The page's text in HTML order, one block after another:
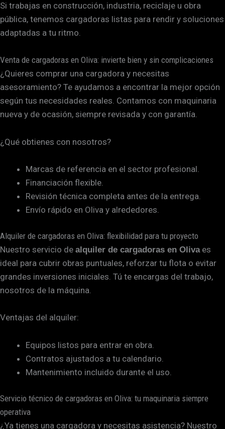
Si trabajas en construcción, industria, reciclaje u obra
pública, tenemos cargadoras listas para rendir y soluciones
adaptadas a tu ritmo.
Venta de cargadoras en Oliva: invierte bien y sin complicaciones
¿Quieres comprar una cargadora y necesitas
asesoramiento? Te ayudamos a encontrar la mejor opción
según tus necesidades reales. Contamos con maquinaria
nueva y de ocasión, siempre revisada y con garantía.
¿Qué obtienes con nosotros?
Marcas de referencia en el sector profesional.
Financiación flexible.
Revisión técnica completa antes de la entrega.
Envío rápido en Oliva y alrededores.
Alquiler de cargadoras en Oliva: flexibilidad para tu proyecto
Nuestro servicio de alquiler de cargadoras en Olivaes
ideal para cubrir obras puntuales, reforzar tu flota o evitar
grandes inversiones iniciales. Tú te encargas del trabajo,
nosotros de la máquina.
Ventajas del alquiler:
Equipos listos para entrar en obra.
Contratos ajustados a tu calendario.
Mantenimiento incluido durante el uso.
Servicio técnico de cargadoras en Oliva: tu maquinaria siempre
operativa
¿Ya tienes una cargadora y necesitas asistencia? Nuestro